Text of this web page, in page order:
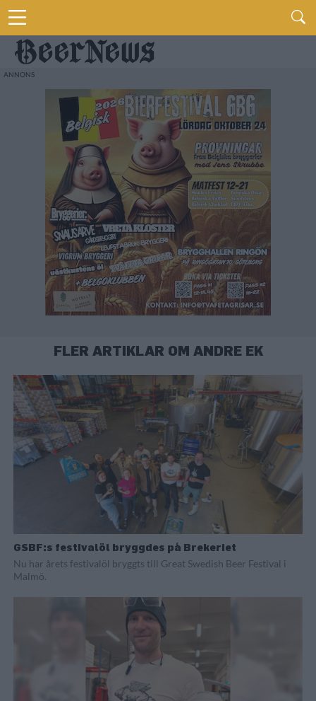
FLER ARTIKLAR OM ANDRE EK
GSBF:s festivalöl bryggdes på Brekeriet
Nu har årets festivalöl bryggts till Great Swedish Beer Festival i
Malmö.